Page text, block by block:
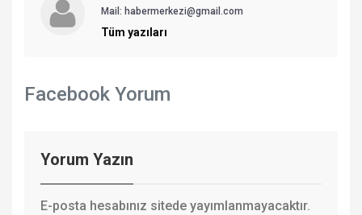
Mail: habermerkezi@gmail.com
Tüm yazıları
Facebook Yorum
Yorum Yazın
E-posta hesabınız sitede yayımlanmayacaktır.